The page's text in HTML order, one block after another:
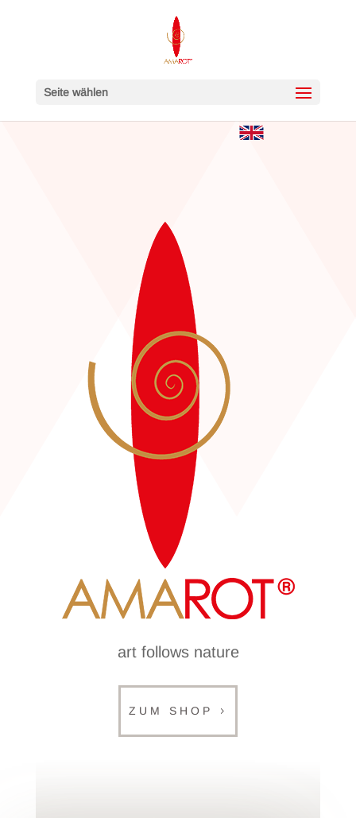
Seite wählen
art follows nature
ZUM SHOP